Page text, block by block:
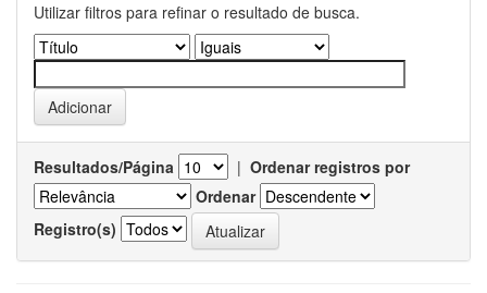
Utilizar filtros para refinar o resultado de busca.
Resultados/Página | Ordenar registros por
Ordenar
Registro(s)